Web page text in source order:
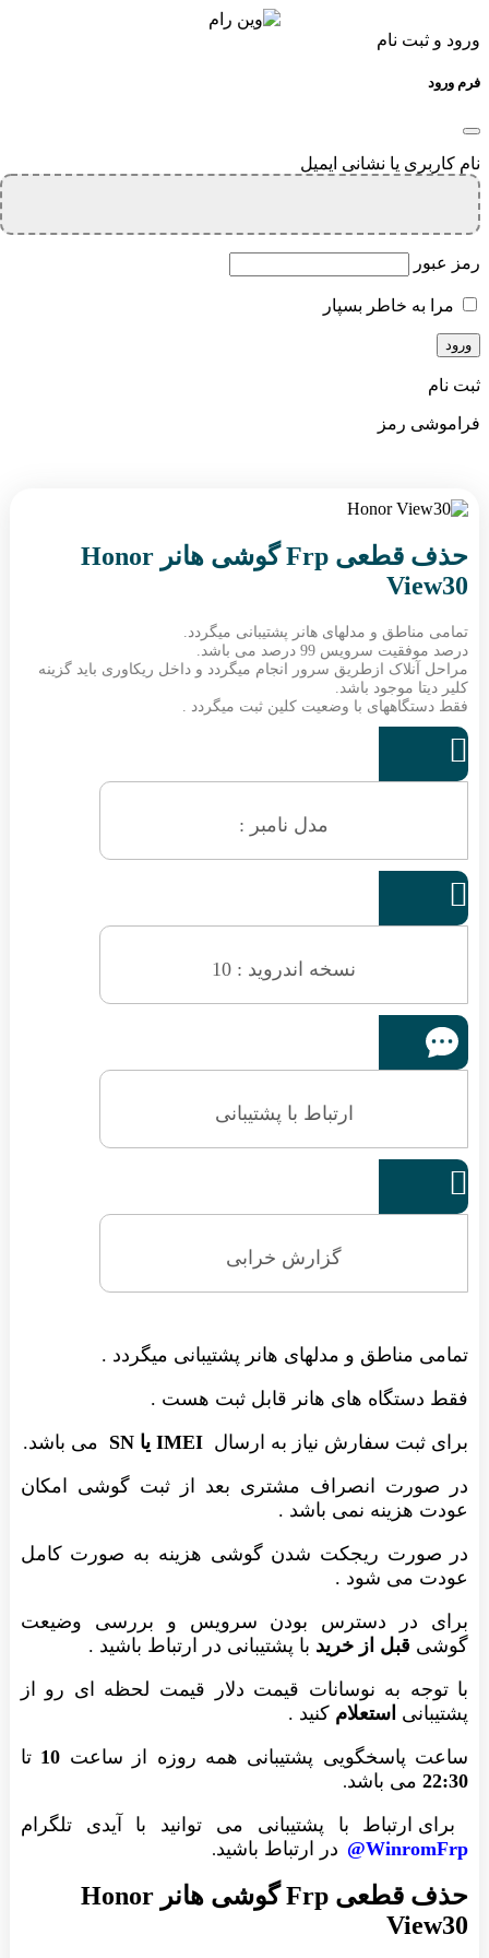
ورود و ثبت نام
فرم ورود
نام کاربری یا نشانی ایمیل
رمز عبور
مرا به خاطر بسپار
ثبت نام
فراموشی رمز
حذف قطعی Frp گوشی هانر Honor
View30
تمامی مناطق و مدلهای هانر پشتیبانی میگردد.
درصد موفقیت سرویس 99 درصد می باشد.
مراحل آنلاک ازطریق سرور انجام میگردد و داخل ریکاوری باید گزینه
کلیر دیتا موجود باشد.
فقط دستگاههای با وضعیت کلین ثبت میگردد .

مدل نامبر :

نسخه اندروید : 10
ارتباط با پشتیبانی

گزارش خرابی
تمامی مناطق و مدلهای هانر پشتیبانی میگردد .
فقط دستگاه های هانر قابل ثبت هست .
برای ثبت سفارش نیاز به ارسال IMEI یا SN
می باشد.
در صورت انصراف مشتری بعد از ثبت گوشی امکان
عودت هزینه نمی باشد .
در صورت ریجکت شدن گوشی هزینه به صورت کامل
عودت می شود .
برای در دسترس بودن سرویس و بررسی وضیعت
گوشی قبل از خرید با پشتیبانی در ارتباط باشید .
با توجه به نوسانات قیمت دلار قیمت لحظه ای رو از
پشتیبانی استعلام کنید .
ساعت پاسخگویی پشتیبانی همه روزه از ساعت 10 تا
22:30می باشد.
برای ارتباط با پشتیبانی می توانید با آیدی تلگرام
WinromFrp@
در ارتباط باشید.
حذف قطعی Frp گوشی هانر Honor
View30